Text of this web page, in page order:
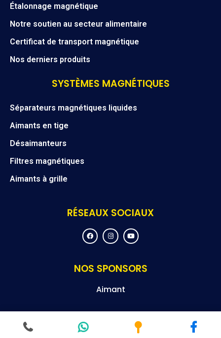
Étalonnage magnétique
Notre soutien au secteur alimentaire
Certificat de transport magnétique
Nos derniers produits
SYSTÈMES MAGNÉTIQUES
Séparateurs magnétiques liquides
Aimants en tige
Désaimanteurs
Filtres magnétiques
Aimants à grille
RÉSEAUX SOCIAUX
F
a
c
o
o
I
n
s
g
r
Y
o
u
b
e
NOS SPONSORS
Aimant
© Droit d’auteur 2024 Magneteksan – Tous droits réservés.